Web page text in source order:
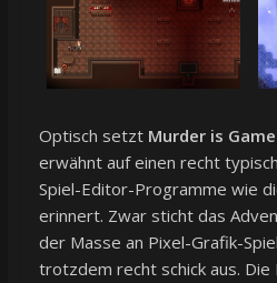
Optisch setzt Murder is
erwähnt auf einen recht
Spiel-Editor-Programme wie
erinnert. Zwar sticht das
der Masse an Pixel-Grafik-
trotzdem recht schick aus. Die